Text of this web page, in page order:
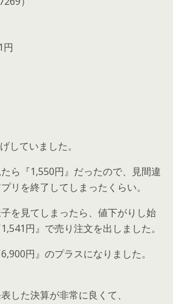
円
していました。
ら『1,550円』だったので、見間違
リを終了してしまったくらい。
を見てしまったら、値下がりし始
円』で売り注文を出しました。
円』のプラスになりました。
した決算が非常に良くて、